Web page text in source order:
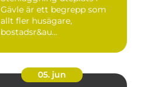
Gävle är ett begrepp som
allt fler husägare,
bostadsr&au...
05. jun